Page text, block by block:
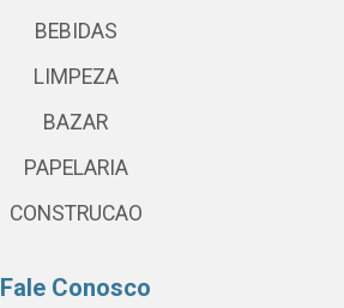
BEBIDAS
LIMPEZA
BAZAR
PAPELARIA
CONSTRUCAO
Fale Conosco